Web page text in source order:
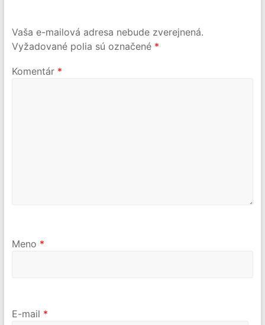
Vaša e-mailová adresa nebude zverejnená.
Vyžadované polia sú označené *
Komentár *
Meno *
E-mail *